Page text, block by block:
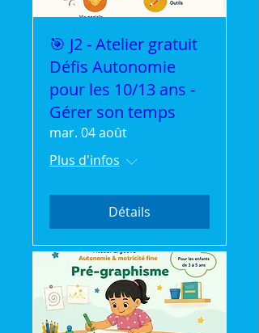
🎯 J2 - Atelier gratuit
Défis Autonomie
pour les 10/13 ans -
Gérer son temps
mar. 04 août
Plus d'infos
Détails